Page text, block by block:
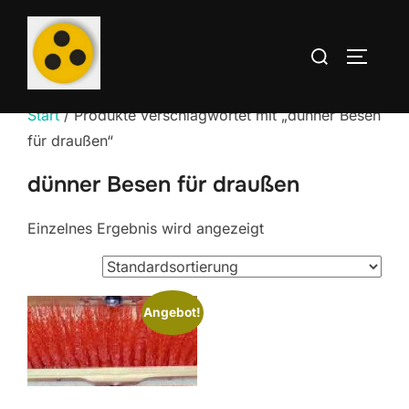
Zum
Inhalt
springen
Suchen
Start/ Produkte verschlagwortet mit „dünner Besen
für draußen“
dünner Besen für draußen
Einzelnes Ergebnis wird angezeigt
Angebot!